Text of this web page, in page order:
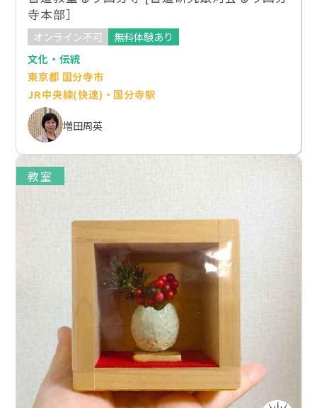
寺本部］
オンライン不可
無料体験あり
文化・伝統
東京都 国分寺市
JR中央線(快速)・国分寺駅
増田周英
教室